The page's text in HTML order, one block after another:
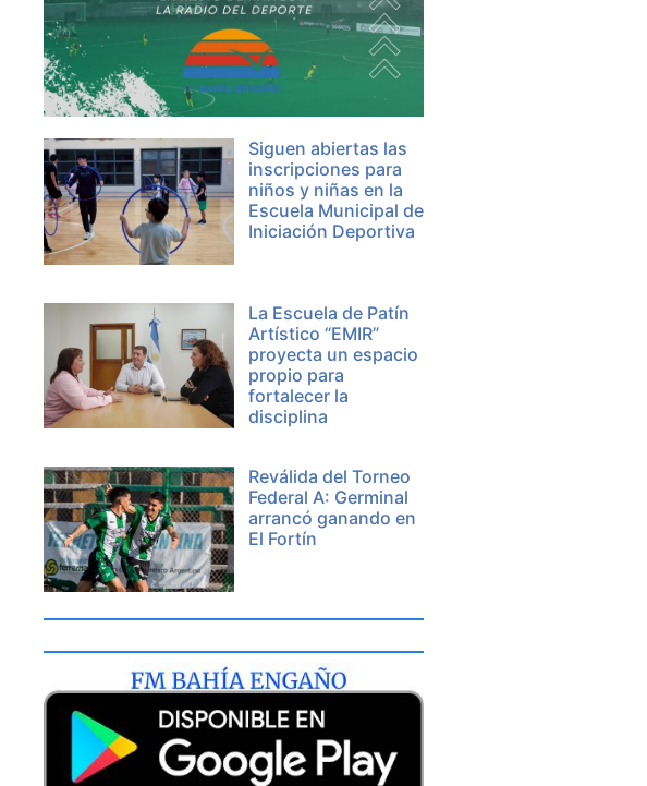
Siguen abiertas las
inscripciones para
niños y niñas en la
Escuela Municipal de
Iniciación Deportiva
La Escuela de Patín
Artístico “EMIR”
proyecta un espacio
propio para
fortalecer la
disciplina
Reválida del Torneo
Federal A: Germinal
arrancó ganando en
El Fortín